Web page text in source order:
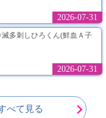
2026-07-31
多刺しひろくん(鮮血Ａ子
2026-07-31
べて見る